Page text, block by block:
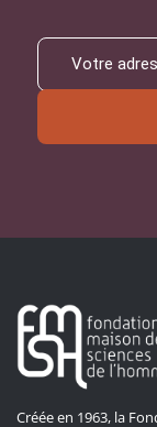
Créée en 1963, la